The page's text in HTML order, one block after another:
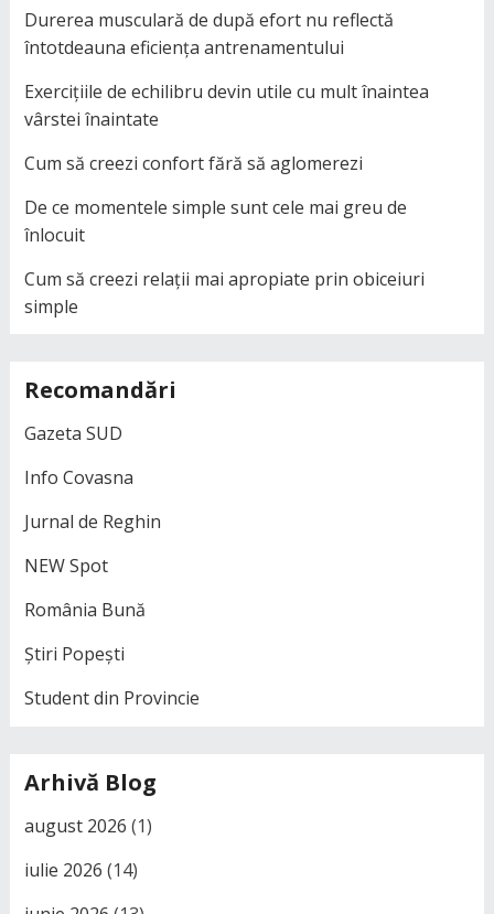
Durerea musculară de după efort nu reflectă
întotdeauna eficiența antrenamentului
Exercițiile de echilibru devin utile cu mult înaintea
vârstei înaintate
Cum să creezi confort fără să aglomerezi
De ce momentele simple sunt cele mai greu de
înlocuit
Cum să creezi relații mai apropiate prin obiceiuri
simple
Recomandări
Gazeta SUD
Info Covasna
Jurnal de Reghin
NEW Spot
România Bună
Știri Popești
Student din Provincie
Arhivă Blog
august 2026 (1)
iulie 2026 (14)